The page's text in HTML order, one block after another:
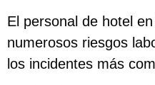
El personal de hotel
numerosos riesgos
los incidentes más